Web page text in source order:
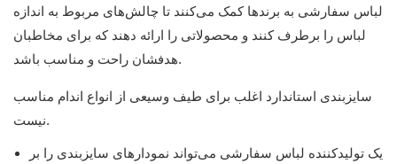
لباس سفارشی به برندها کمک می‌کنند تا چالش‌های مربوط به اندازه
لباس را برطرف کنند و محصولاتی را ارائه دهند که برای مخاطبان
هدفشان راحت و مناسب باشد.
سایزبندی استاندارد اغلب برای طیف وسیعی از انواع اندام مناسب
نیست.
یک تولیدکننده لباس سفارشی می‌تواند نمودارهای سایزبندی را بر